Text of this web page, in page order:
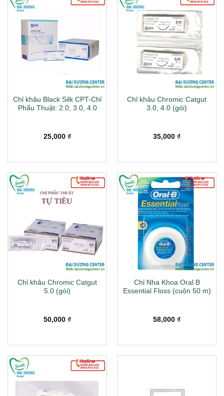
Chỉ khâu Black Silk CPT-Chỉ
Phẩu Thuật: 2.0, 3.0, 4.0
25,000 ₫
Chỉ khâu Chromic Catgut
3.0, 4.0 (gói)
35,000 ₫
Chỉ khâu Chromic Catgut
5.0 (gói)
50,000 ₫
Chỉ Nha Khoa Oral B
Essential Floss (cuộn 50 m)
58,000 ₫